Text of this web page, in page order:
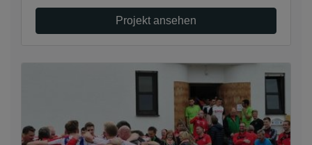
Projekt ansehen